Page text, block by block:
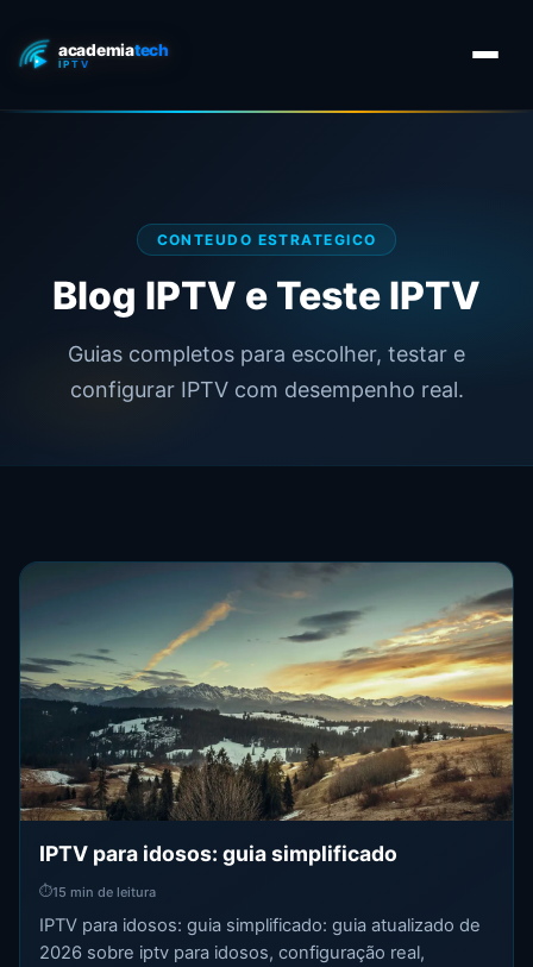
CONTEUDO ESTRATEGICO
Blog IPTV e Teste IPTV
Guias completos para escolher, testar e
configurar IPTV com desempenho real.
IPTV para idosos: guia simplificado
⏱15 min de leitura
IPTV para idosos: guia simplificado: guia atualizado de
2026 sobre iptv para idosos, configuração real,